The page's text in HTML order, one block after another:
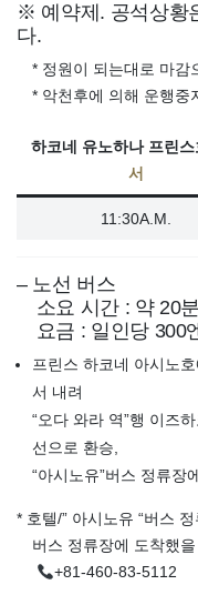
※ 예약제. 공석상황
다.
* 정원이 되는대로 마감
* 악천후에 의해 운행중
하코네 유노하나 프린스
서
11:30A.M.
– 노선 버스
소요 시간 : 약 20분
요금 : 일인당 300
프린스 하코네 아시노
서 내려
“오다 와라 역”행 이즈
선으로 환승,
“아시노유”버스 정류장
* 호텔/” 아시노유 “버스
버스 정류장에 도착했을
+81-460-83-5112